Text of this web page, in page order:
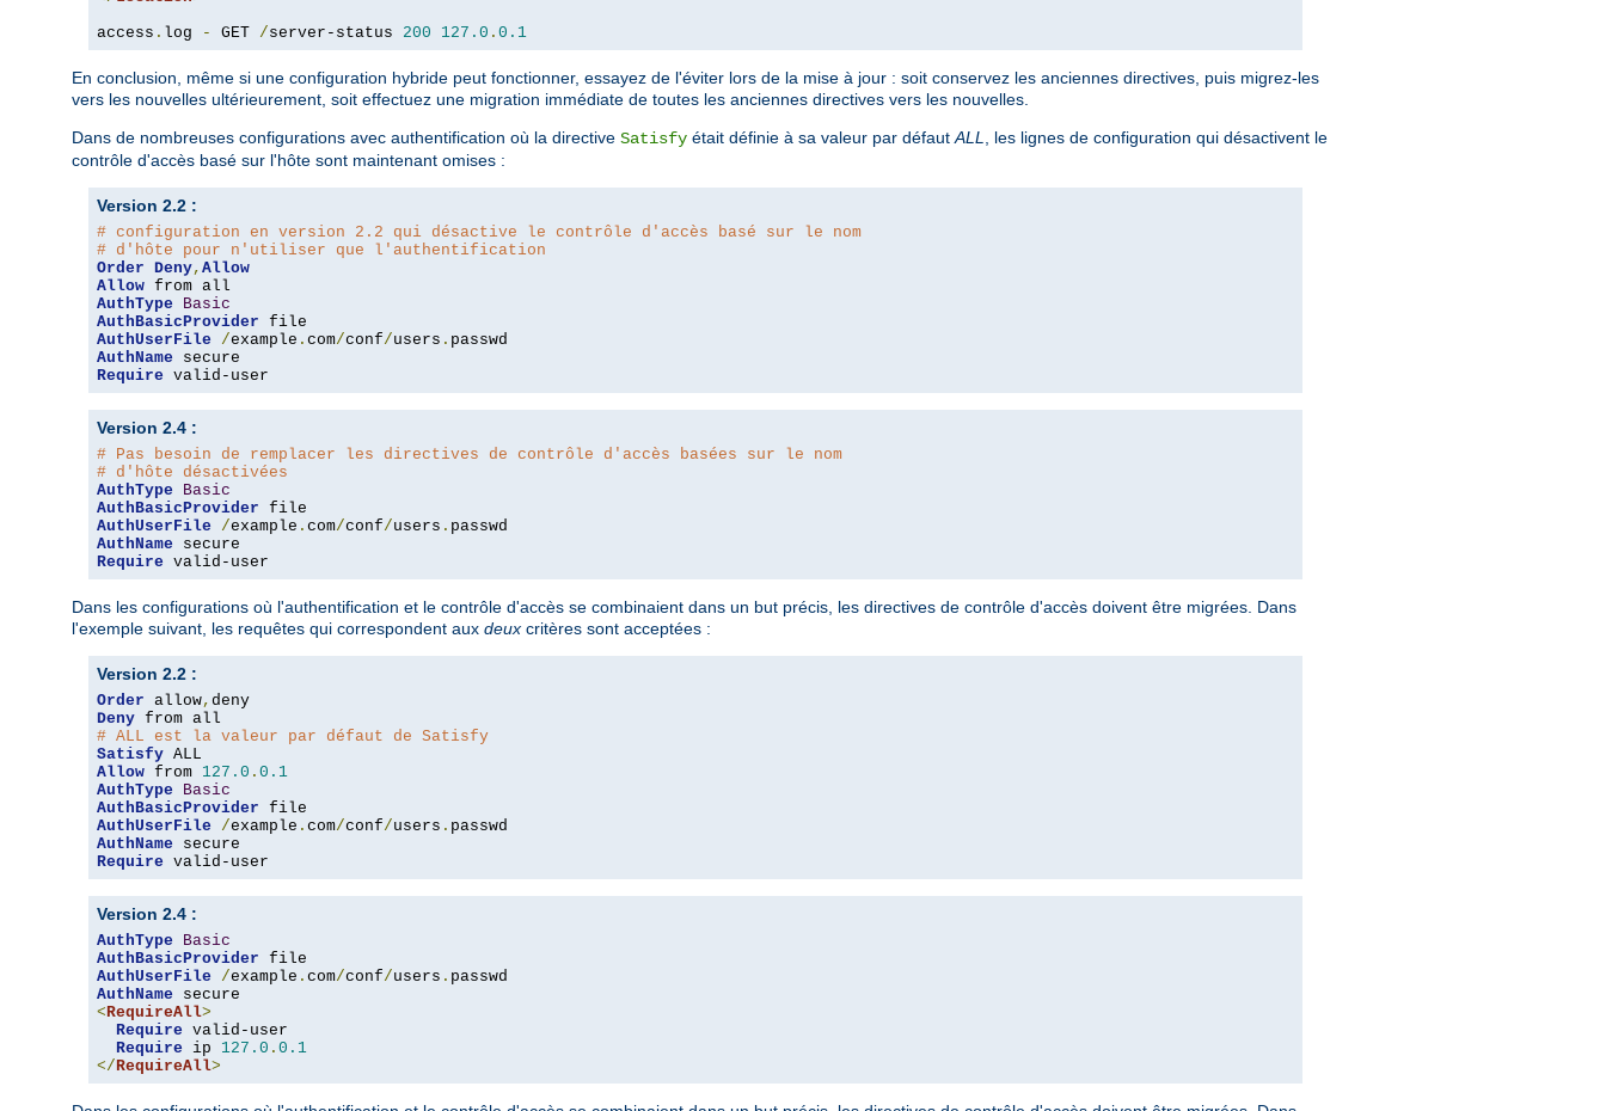
access . log - GET /server-status 200 127.0 . 0.1
En conclusion, même si une configuration hybride peut fonctionner, essayez de l'éviter lors de la mise à jour : soit conservez les anciennes directives, puis migrez-les
vers les nouvelles ultérieurement, soit effectuez une migration immédiate de toutes les anciennes directives vers les nouvelles.
Dans de nombreuses configurations avec authentification où la directive Satisfy était définie à sa valeur par défautALL, les lignes de configuration qui désactivent le
contrôle d'accès basé sur l'hôte sont maintenant omises :
Version 2.2 :
# configuration en version 2.2 qui désactive le contrôle d'accès basé sur le nom
# d'hôte pour n'utiliser que l'authentification
Order Deny, Allow
Allow
AuthType
Basic
AuthBasicProvider
AuthUserFile
/example . com/conf/users .
AuthName
Require valid-user
Version 2.4 :
# Pas besoin de remplacer les directives de contrôle d'accès basées sur le nom
# d'hôte désactivées
AuthType
Basic
AuthBasicProvider
AuthUserFile
/example . com/conf/users .
AuthName
Require valid-user
Dans les configurations où l'authentification et le contrôle d'accès se combinaient dans un but précis, les directives de contrôle d'accès doivent être migrées. Dans
l'exemple suivant, les requêtes qui correspondent aux deux critères sont acceptées :
Version 2.2 :
Order allow,
Deny
# ALL est la valeur par défaut de Satisfy
Satisfy
Allow from 127.0 . 0.1
AuthType
Basic
AuthBasicProvider
AuthUserFile
/example . com/conf/users .
AuthName
Require valid-user
Version 2.4 :
AuthType
Basic
AuthBasicProvider
AuthUserFile
/example . com/conf/users .
AuthName
<RequireAll>
Require valid-user
Require ip 127.0 . 0.1
</RequireAll>